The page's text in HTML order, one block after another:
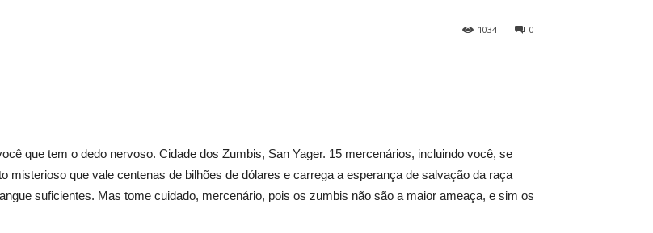
0
1034
que tem o dedo nervoso. Cidade dos Zumbis, San Yager. 15 mercenários, incluindo você, se
misterioso que vale centenas de bilhões de dólares e carrega a esperança de salvação da raça
suficientes. Mas tome cuidado, mercenário, pois os zumbis não são a maior ameaça, e sim os